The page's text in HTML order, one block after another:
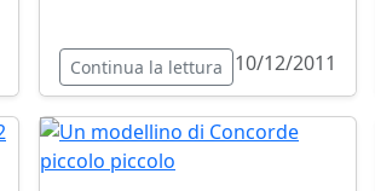
Continua la lettura 10/12/2011